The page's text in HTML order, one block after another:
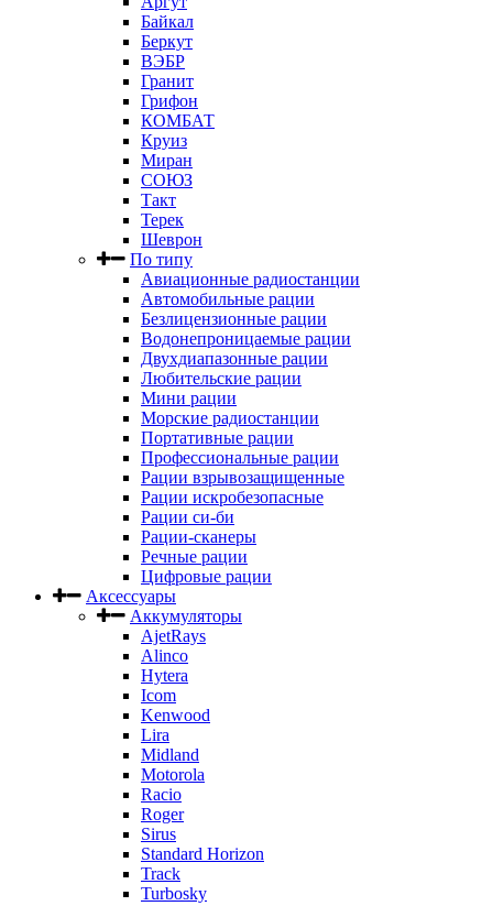
Байкал
Беркут
ВЭБР
Гранит
Грифон
КОМБАТ
Круиз
Миран
СОЮЗ
Такт
Терек
Шеврон
По типу
Авиационные радиостанции
Автомобильные рации
Безлицензионные рации
Водонепроницаемые рации
Двухдиапазонные рации
Любительские рации
Мини рации
Морские радиостанции
Портативные рации
Профессиональные рации
Рации взрывозащищенные
Рации искробезопасные
Рации си-би
Рации-сканеры
Речные рации
Цифровые рации
Аксессуары
Аккумуляторы
AjetRays
Alinco
Hytera
Icom
Kenwood
Lira
Midland
Motorola
Racio
Roger
Sirus
Standard Horizon
Track
Turbosky